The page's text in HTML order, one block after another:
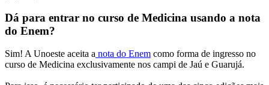
Dá para entrar no curso de Medicina usando a nota
do Enem?
Sim! A Unoeste aceita a nota do Enem como forma de ingresso no
curso de Medicina exclusivamente nos campi de Jaú e Guarujá.